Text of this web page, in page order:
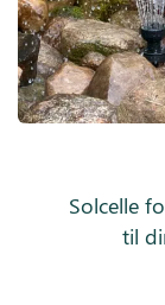
Solcelle
til